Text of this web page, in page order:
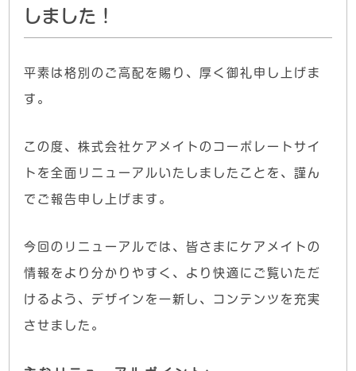
イ
ト
しました！
平素は格別のご高配を賜り、厚く御礼申し上げま
す。
この度、株式会社ケアメイトのコーポレートサイ
トを全面リニューアルいたしましたことを、謹ん
でご報告申し上げます。
今回のリニューアルでは、皆さまにケアメイトの
情報をより分かりやすく、より快適にご覧いただ
けるよう、デザインを一新し、コンテンツを充実
させました。